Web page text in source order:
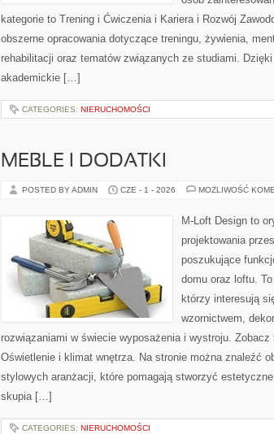
kategorie to Trening i Ćwiczenia i Kariera i Rozwój
obszerne opracowania dotyczące treningu, żywienia,
rehabilitacji oraz tematów związanych ze studiami.
akademickie […]
CATEGORIES: NIERUCHOMOŚCI
MEBLE I DODATKI
POSTED BY ADMIN CZE - 1 - 2026 MOŻLIWOŚĆ
M-Loft Design to
projektowania
poszukujące
domu oraz loftu.
którzy interesują
wzornictwem,
rozwiązaniami w świecie wyposażenia i wystroju.
Oświetlenie i klimat wnętrza. Na stronie można znaleźć
stylowych aranżacji, które pomagają stworzyć
skupia […]
CATEGORIES: NIERUCHOMOŚCI